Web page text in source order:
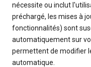
nécessite ou inclut
préchargé, les mises à
fonctionnalités) sont
automatiquement sur
permettent de modifier
automatique.